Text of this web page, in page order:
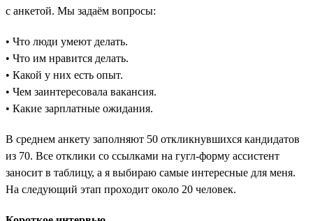
с анкетой. Мы задаём вопросы:
• Что люди умеют делать.
• Что им нравится делать.
• Какой у них есть опыт.
• Чем заинтересовала вакансия.
• Какие зарплатные ожидания.
В среднем анкету заполняют 50 откликнувшихся кандидатов
из 70. Все отклики со ссылками на гугл-форму ассистент
заносит в таблицу, а я выбираю самые интересные для меня.
На следующий этап проходит около 20 человек.